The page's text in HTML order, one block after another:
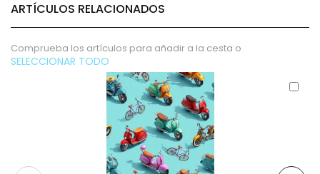
ARTÍCULOS RELACIONADOS
Comprueba los artículos para añadir a la cesta o
SELECCIONAR TODO